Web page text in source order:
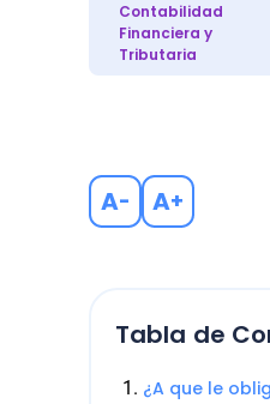
Contabilidad
Financiera y
Tributaria
A- A+
Tabla de
¿A que le